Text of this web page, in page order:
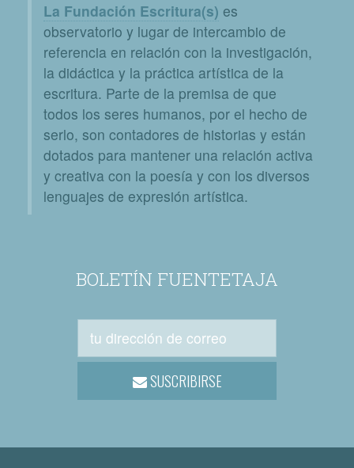
La Fundación Escritura(s) es
observatorio y lugar de intercambio de
referencia en relación con la investigación,
la didáctica y la práctica artística de la
escritura. Parte de la premisa de que
todos los seres humanos, por el hecho de
serlo, son contadores de historias y están
dotados para mantener una relación activa
y creativa con la poesía y con los diversos
lenguajes de expresión artística.
BOLETÍN FUENTETAJA
SUSCRIBIRSE